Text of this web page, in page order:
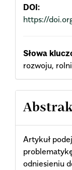
DOI:
https://
Słowa
rozwoju,
Artykuł
odniesieniu